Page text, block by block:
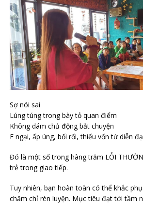
Sợ nói sai
Lúng túng trong bày tỏ quan điểm
Không dám chủ động bắt chuyện
E ngại, ấp úng, bối rối, thiếu vốn từ diễn
Đó là một số trong hàng trăm LỖI
trẻ trong giao tiếp.
Tuy nhiên, bạn hoàn toàn có thể khắc
chăm chỉ rèn luyện. Mục tiêu đạt tới tầm